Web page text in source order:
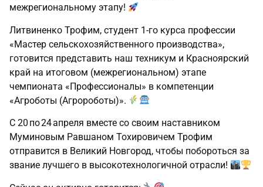
межрегиональному этапу!
Литвиненко Трофим, студент 1‑го курса профессии
«Мастер сельскохозяйственного производства»,
готовится представить наш техникум и Красноярский
край на итоговом (межрегиональном) этапе
чемпионата «Профессионалы» в компетенции
«Агроботы (Агророботы)».
С 20 по 24 апреля вместе со своим наставником
Муминовым Равшаном Тохировичем Трофим
отправится в Великий Новгород, чтобы побороться за
звание лучшего в высокотехнологичной отрасли!